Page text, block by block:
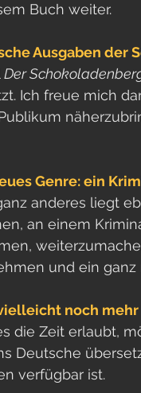
Buch weiter.
Ausgaben der
Der
Ich freue mich
Genre: ein
anderes liegt
an einem
und ein
noch mehr
die Zeit erlaubt,
Deutsche
verfügbar ist.